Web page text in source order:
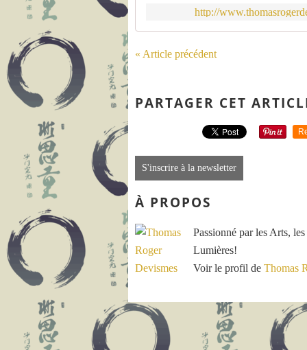
http://
« Article précédent
PARTAGER CET
S'inscrire à la newsletter
À PROPOS
Passionné par les Arts,
Lumières!
Voir le profil de Thomas